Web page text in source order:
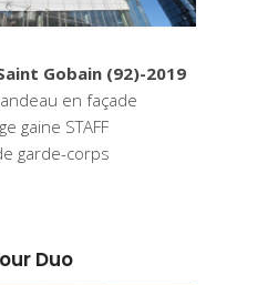
Gobain (92)-2019
en façade
gaine STAFF
garde-corps
Duo